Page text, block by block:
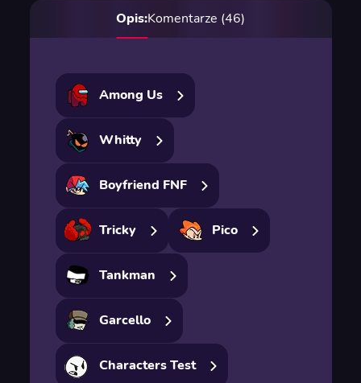
Opis:Komentarze (46)
Among Us
Whitty
Boyfriend FNF
Tricky Pico
Tankman
Garcello
Characters Test